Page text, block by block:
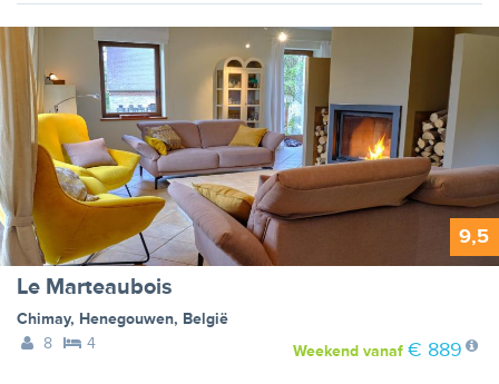
9,5
Le Marteaubois
Chimay, Henegouwen, België
8
4 Weekendvanaf € 889